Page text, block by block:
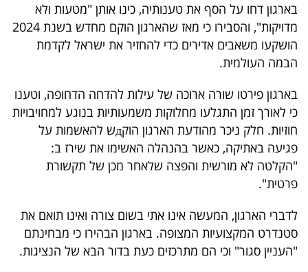
אדום
פרסמו
באייס
עקבו
אחרינו:
בארגון דחו על הסף את טענותיה, כינו אותן "מטעות ולא
מדויקות", והסבירו כי מאז שהארגון הוקם מחדש בשנת 2024
הושקעו משאבים אדירים כדי להחזיר את ישראל לקדמת
הבמה העולמית.
בארגון פירטו שורה ארוכה של עילות להדחה הדחופה, וטענו
כי לאורך זמן התגלעו מחלוקות משמעותיות בנוגע למחויבויות
חוזיות. חלק ניכר מהודעת הארגון הוקдש להאשמות על
פגיעה באתיקה, כאשר בהנהלה האשימו את שירז ב:
"הקלטה לא מורשית והפצה שלאחר מכן של תקשורת
פרטית".
לדברי הארגון, המעשה אינו אתי בשום צורה ואינו תואם את
סטנדרט המקצועיות המצופה. בארגון הבהירו כי מבחינתם
"העניין סגור" וכי הם מתרכזים כעת בדור הבא של הנציגות.